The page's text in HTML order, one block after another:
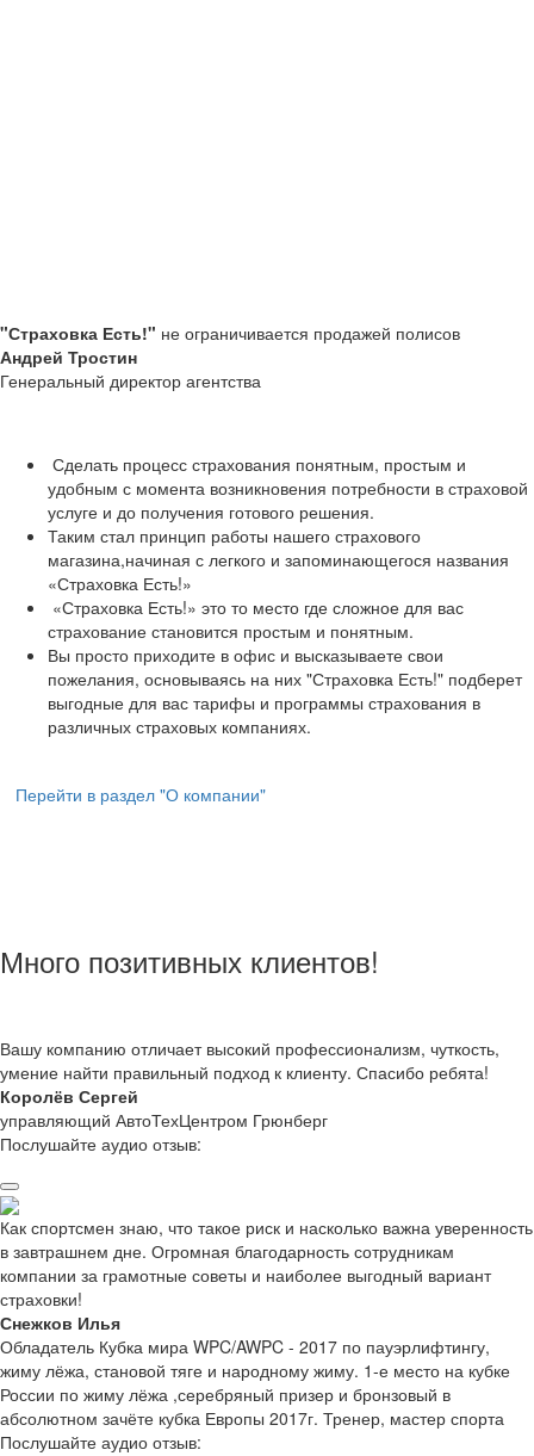
"Страховка Есть!" не ограничивается продажей полисов
Андрей Тростин
Генеральный директор агентства
Сделать процесс страхования понятным, простым и
удобным с момента возникновения потребности в страховой
услуге и до получения готового решения.
Таким стал принцип работы нашего страхового
магазина,начиная с легкого и запоминающегося названия
«Страховка Есть!»
«Страховка Есть!» это то место где сложное для вас
страхование становится простым и понятным.
Вы просто приходите в офис и высказываете свои
пожелания, основываясь на них "Страховка Есть!" подберет
выгодные для вас тарифы и программы страхования в
различных страховых компаниях.
Перейти в раздел "О компании"
Много позитивных клиентов!
Вашу компанию отличает высокий профессионализм, чуткость,
умение найти правильный подход к клиенту. Спасибо ребята!
Королёв Сергей
управляющий АвтоТехЦентром Грюнберг
Послушайте аудио отзыв:
Как спортсмен знаю, что такое риск и насколько важна уверенность
в завтрашнем дне. Огромная благодарность сотрудникам
компании за грамотные советы и наиболее выгодный вариант
страховки!
Снежков Илья
Обладатель Кубка мира WPC/AWPC - 2017 по пауэрлифтингу,
жиму лёжа, становой тяге и народному жиму. 1-е место на кубке
России по жиму лёжа ,серебряный призер и бронзовый в
абсолютном зачёте кубка Европы 2017г. Тренер, мастер спорта
Послушайте аудио отзыв: